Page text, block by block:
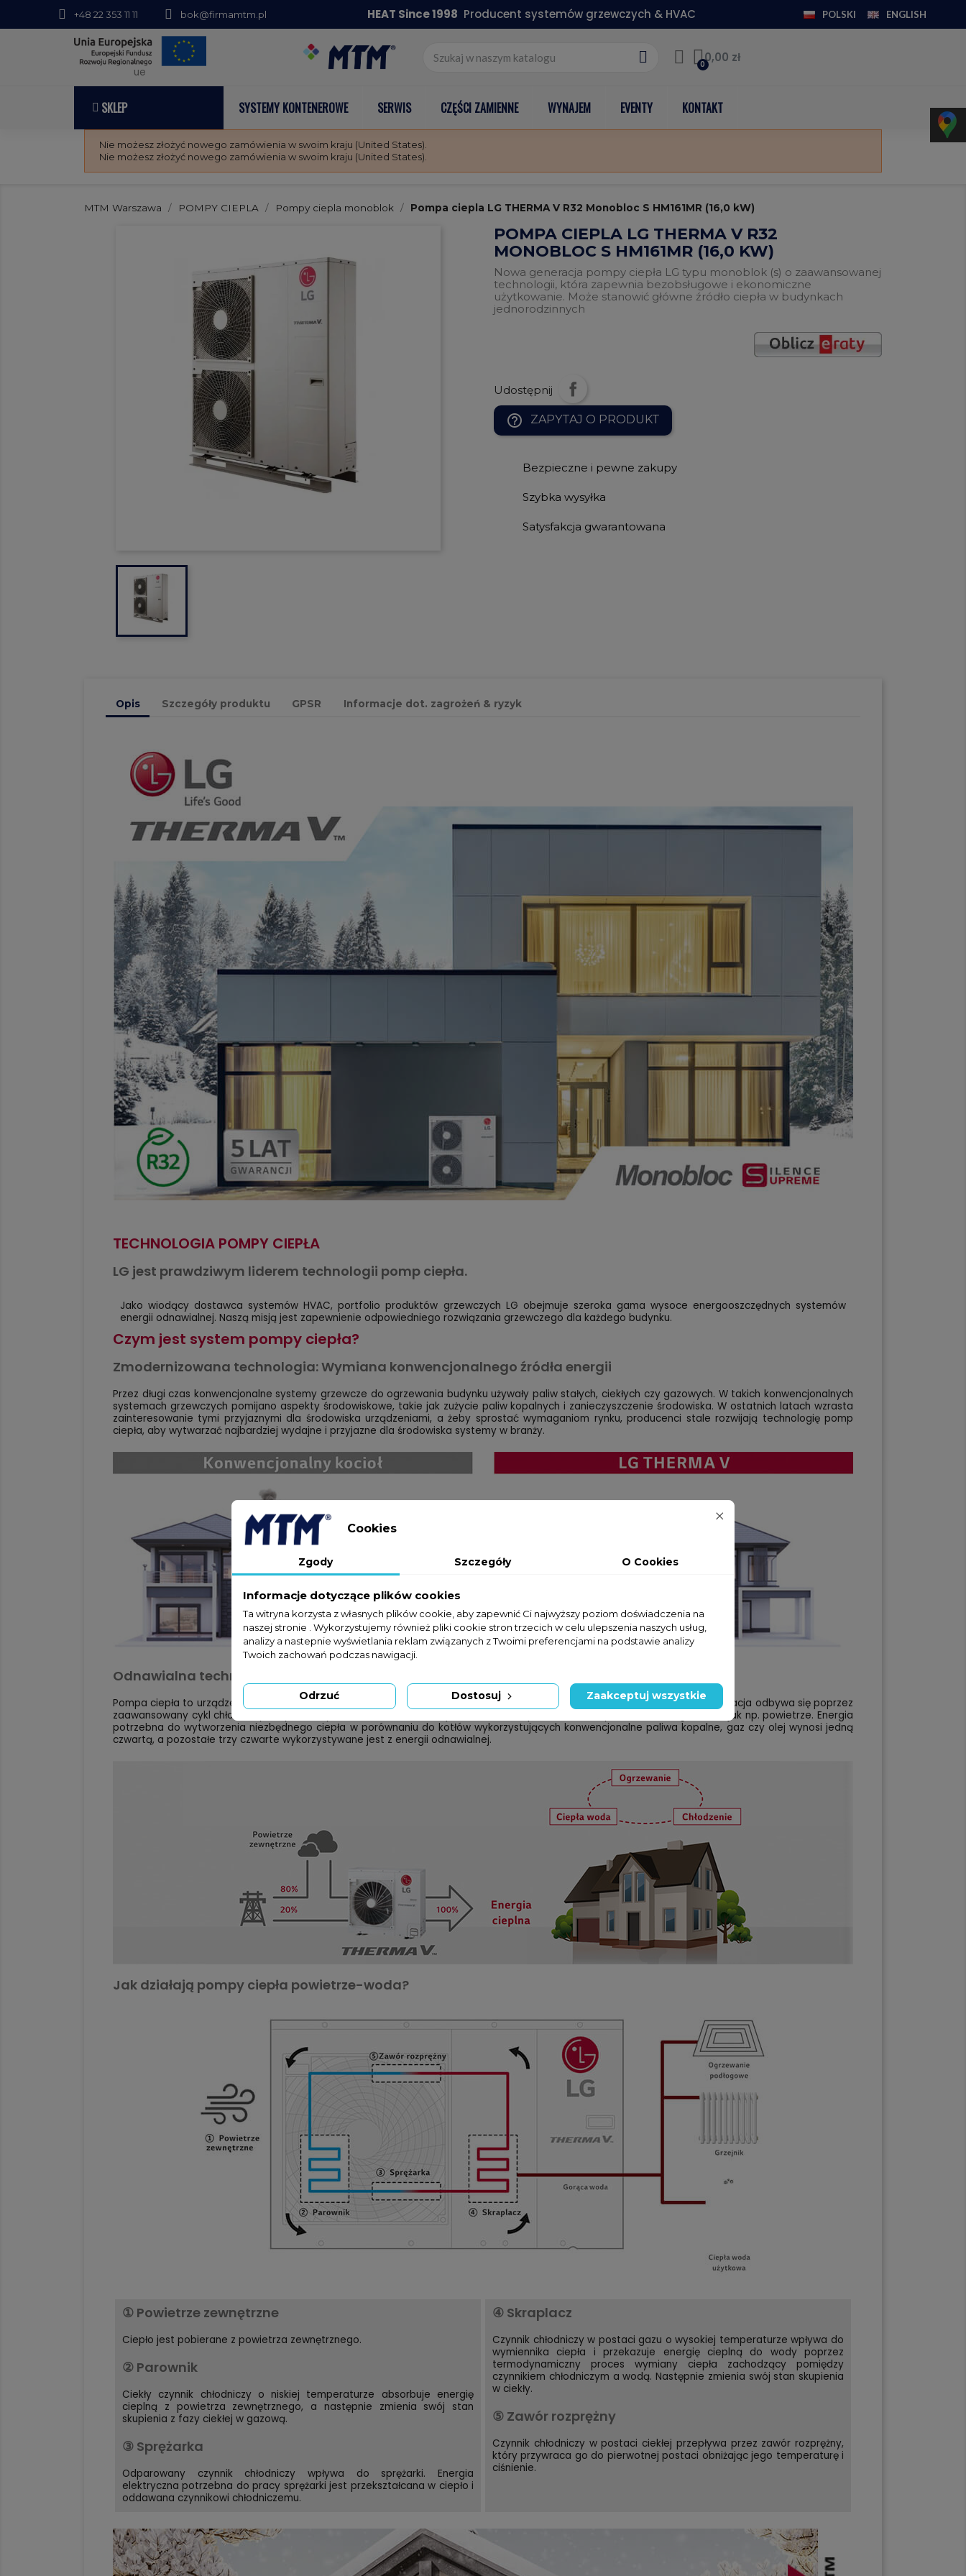
+48 22 353 11 11 bok@firmamtm.pl HEAT Since 1998 Producent systemów grzewczych & HVAC POLSKI ENGLISH
ue
0,00 zł
SKLEP SYSTEMY KONTENEROWE SERWIS CZĘŚCI ZAMIENNE WYNAJEM EVENTY KONTAKT
Nie możesz złożyć nowego zamówienia w swoim kraju (United States).
Nie możesz złożyć nowego zamówienia w swoim kraju (United States).
MTM Warszawa POMPY CIEPLA Pompy ciepla monoblok Pompa ciepla LG THERMA V R32 Monobloc S HM161MR (16,0 kW)
POMPA CIEPLA LG THERMA V R32
MONOBLOC S HM161MR (16,0 KW)
Nowa generacja pompy ciepła LG typu monoblok (s) o zaawansowanej
technologii, która zapewnia bezobsługowe i ekonomiczne
użytkowanie. Może stanowić główne źródło ciepła w budynkach
jednorodzinnych
Udostępnij
help_outline ZAPYTAJ O PRODUKT
Bezpieczne i pewne zakupy
Szybka wysyłka
Satysfakcja gwarantowana
Opis Szczegóły produktu GPSR Informacje dot. zagrożeń & ryzyk
TECHNOLOGIA POMPY CIEPŁA
LG jest prawdziwym liderem technologii pomp ciepła.
Jako wiodący dostawca systemów HVAC, portfolio produktów grzewczych LG obejmuje szeroka gama wysoce energooszczędnych systemów
energii odnawialnej. Naszą misją jest zapewnienie odpowiedniego rozwiązania grzewczego dla każdego budynku.
Czym jest system pompy ciepła?
Zmodernizowana technologia: Wymiana konwencjonalnego źródła energii
Przez długi czas konwencjonalne systemy grzewcze do ogrzewania budynku używały paliw stałych, ciekłych czy gazowych. W takich konwencjonalnych
systemach grzewczych pomijano aspekty środowiskowe, takie jak zużycie paliw kopalnych i zanieczyszczenie środowiska. W ostatnich latach wzrasta
zainteresowanie tymi przyjaznymi dla środowiska urządzeniami, a żeby sprostać wymaganiom rynku, producenci stale rozwijają technologię pomp
ciepła, aby wytwarzać najbardziej wydajne i przyjazne dla środowiska systemy w branży.
Odnawialna technologia: wykorzystanie energii odnawialnej
Pompa ciepła to urządzenie, które przekształca energię z powietrza, ziemi i wody w ciepło do celów użytkowych. Ta transformacja odbywa się poprzez
zaawansowany cykl chłodniczy. Innymi słowy, odnosi się do techniki przenoszenia ciepła z odnawialnych źródeł energii, takich jak np. powietrze. Energia
potrzebna do wytworzenia niezbędnego ciepła w porównaniu do kotłów wykorzystujących konwencjonalne paliwa kopalne, gaz czy olej wynosi jedną
czwartą, a pozostałe trzy czwarte wykorzystywane jest z energii odnawialnej.
Jak działają pompy ciepła powietrze-woda?
① Powietrze zewnętrzne
Ciepło jest pobierane z powietrza zewnętrznego.
② Parownik
Ciekły czynnik chłodniczy o niskiej temperaturze absorbuje energię
cieplną z powietrza zewnętrznego, a następnie zmienia swój stan
skupienia z fazy ciekłej w gazową.
③ Sprężarka
Odparowany czynnik chłodniczy wpływa do sprężarki. Energia
elektryczna potrzebna do pracy sprężarki jest przekształcana w ciepło i
oddawana czynnikowi chłodniczemu.
④ Skraplacz
Czynnik chłodniczy w postaci gazu o wysokiej temperaturze wpływa do
wymiennika ciepła i przekazuje energię cieplną do wody poprzez
termodynamiczny proces wymiany ciepła zachodzący pomiędzy
czynnikiem chłodniczym a wodą. Następnie zmienia swój stan skupienia
w ciekły.
⑤ Zawór rozprężny
Czynnik chłodniczy w postaci ciekłej przepływa przez zawór rozprężny,
który przywraca go do pierwotnej postaci obniżając jego temperaturę i
ciśnienie.
Cookies
Zgody Szczegóły O Cookies
Informacje dotyczące plików cookies
Ta witryna korzysta z własnych plików cookie, aby zapewnić Ci najwyższy poziom doświadczenia na
naszej stronie . Wykorzystujemy również pliki cookie stron trzecich w celu ulepszenia naszych usług,
analizy a nastepnie wyświetlania reklam związanych z Twoimi preferencjami na podstawie analizy
Twoich zachowań podczas nawigacji.
Odrzuć Dostosuj Zaakceptuj wszystkie